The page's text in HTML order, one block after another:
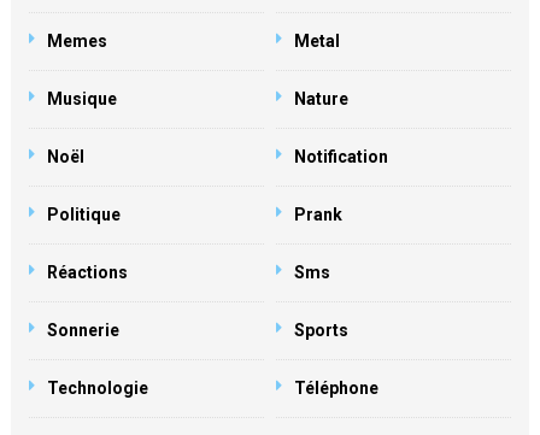
Memes Metal
Musique Nature
Noël Notification
Politique Prank
Réactions Sms
Sonnerie Sports
Technologie Téléphone